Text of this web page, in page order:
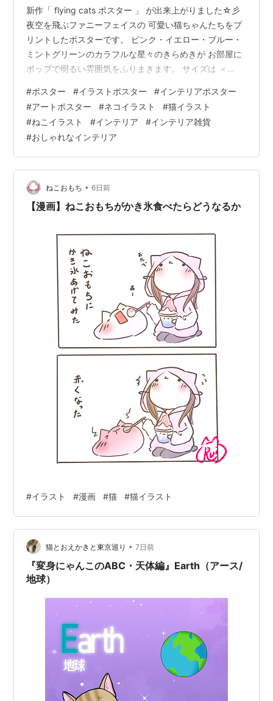
新作「 flying cats ポスター 」 が出来上がりました☆彡
夜空を飛ぶファニーフェイスの 可愛い猫ちゃんたちをプ
リントしたポスターです。 ピンク・イエロー・ブルー・
ミントグリーンのカラフルな星々のきらめきが お部屋に
ポップで明るい雰囲気をふりまきます。 サイズは ＜
／ white ＞ の2カラーご用意しました。 目が合う度に思
わず微笑んでしまうような、 猫ちゃんたちのリラックス
した可愛さをお楽しみください♫ ⚫︎ 2026 new collection
https://www.heaven.jpn.com/c…
#ポスター #イラストポスター #インテリアポスター
#アートポスター #ネコイラスト #猫イラスト
#ねこイラスト #インテリア #インテリア雑貨
#おしゃれなインテリア
ねこおもち • 6日前
【漫画】ねこおもちがかき氷食べたらどうなるか
#イラスト #漫画 #猫 #猫イラスト
猫とおえかきと東京巡り • 7日前
『変身にゃんこのABC・天体編』Earth（アース/
地球）